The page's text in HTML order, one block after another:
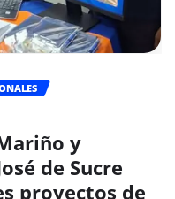
y
de Sucre
proyectos de